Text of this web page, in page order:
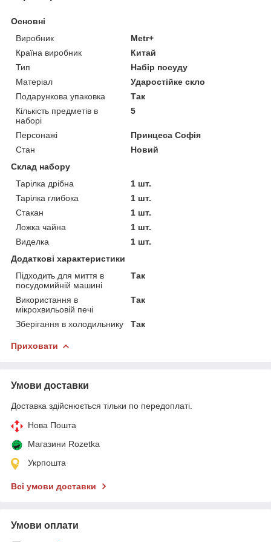
Основні
Виробник
Metr+
Країна виробник
Китай
Тип
Набір посуду
Матеріал
Ударостійке скло
Подарункова упаковка
Так
Кількість предметів в
наборі
5
Персонажі
Принцеса Софія
Стан
Новий
Склад набору
Тарілка дрібна
1 шт.
Тарілка глибока
1 шт.
Стакан
1 шт.
Ложка чайна
1 шт.
Виделка
1 шт.
Додаткові характеристики
Підходить для миття в
посудомийній машині
Так
Використання в
мікрохвильовій печі
Так
Зберігання в холодильнику Так
Приховати
Умови доставки
Доставка здійснюється тільки по передоплаті.
Нова Пошта
Магазини Rozetka
Укрпошта
Всі умови доставки
Умови оплати